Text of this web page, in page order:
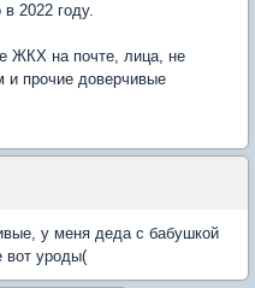
в 2022 году.
ЖКХ на почте, лица, не
и прочие доверчивые
у меня деда с бабушкой
вот уроды(